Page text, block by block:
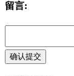
留言:
确认提交